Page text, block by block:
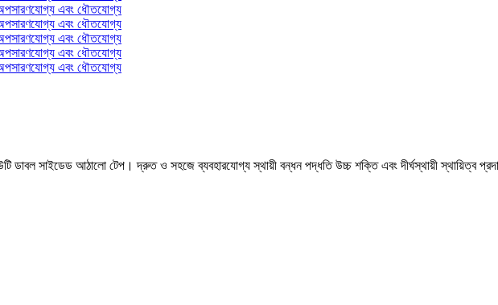
​​ডাবল সাইডেড আঠালো টেপ। দ্রুত ও সহজে ব্যবহারযোগ্য স্থায়ী বন্ধন পদ্ধতি উচ্চ শক্তি এবং দীর্ঘস্থায়ী স্থায়িত্ব